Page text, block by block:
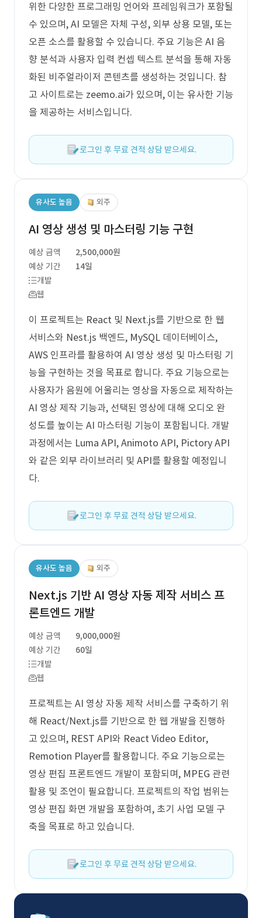
위한 다양한 프로그래밍 언어와 프레임워크가 포함될
수 있으며, AI 모델은 자체 구성, 외부 상용 모델, 또는
오픈 소스를 활용할 수 있습니다. 주요 기능은 AI 음
향 분석과 사용자 입력 컨셉 텍스트 분석을 통해 자동
화된 비주얼라이저 콘텐츠를 생성하는 것입니다. 참
고 사이트로는 zeemo.ai가 있으며, 이는 유사한 기능
을 제공하는 서비스입니다.
로그인 후 무료 견적 상담 받으세요.
유사도 높음 외주
AI 영상 생성 및 마스터링 기능 구현
예상 금액
2,500,000원
예상 기간
14일
개발
웹
이 프로젝트는 React 및 Next.js를 기반으로 한 웹
서비스와 Nest.js 백엔드, MySQL 데이터베이스,
AWS 인프라를 활용하여 AI 영상 생성 및 마스터링 기
능을 구현하는 것을 목표로 합니다. 주요 기능으로는
사용자가 음원에 어울리는 영상을 자동으로 제작하는
AI 영상 제작 기능과, 선택된 영상에 대해 오디오 완
성도를 높이는 AI 마스터링 기능이 포함됩니다. 개발
과정에서는 Luma API, Animoto API, Pictory API
와 같은 외부 라이브러리 및 API를 활용할 예정입니
다.
로그인 후 무료 견적 상담 받으세요.
유사도 높음 외주
Next.js 기반 AI 영상 자동 제작 서비스 프
론트엔드 개발
예상 금액
9,000,000원
예상 기간
60일
개발
웹
프로젝트는 AI 영상 자동 제작 서비스를 구축하기 위
해 React/Next.js를 기반으로 한 웹 개발을 진행하
고 있으며, REST API와 React Video Editor,
Remotion Player를 활용합니다. 주요 기능으로는
영상 편집 프론트엔드 개발이 포함되며, MPEG 관련
활용 및 조언이 필요합니다. 프로젝트의 작업 범위는
영상 편집 화면 개발을 포함하여, 초기 사업 모델 구
축을 목표로 하고 있습니다.
로그인 후 무료 견적 상담 받으세요.